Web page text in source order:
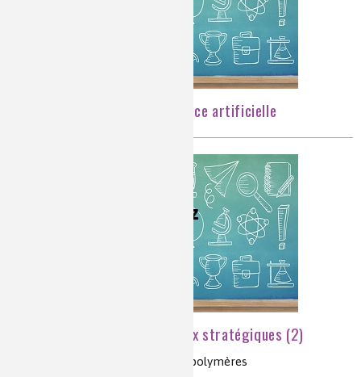
[Quiz] Chimie et intelligence artificielle
[Quiz] Chimie et matériaux stratégiques (2)
matériaux critiques, terres rares, polymères